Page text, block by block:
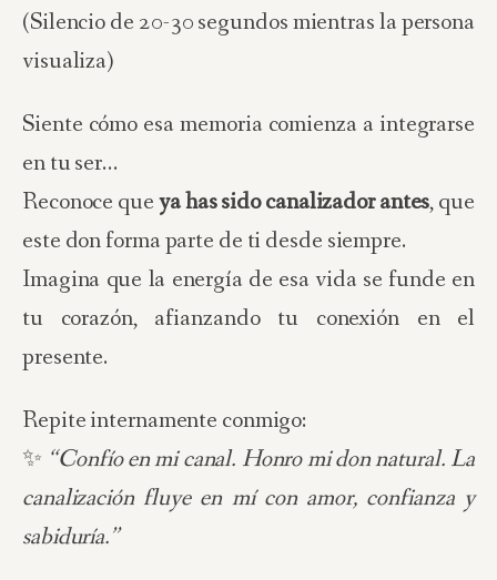
(Silencio de 20-30 segundos mientras la persona
visualiza)
Siente cómo esa memoria comienza a integrarse
en tu ser…
Reconoce queya has sido canalizador antes, que
este don forma parte de ti desde siempre.
Imagina que la energía de esa vida se funde en
tu corazón, afianzando tu conexión en el
presente.
Repite internamente conmigo:
✨ “Confío en mi canal. Honro mi don natural. La
canalización fluye en mí con amor, confianza y
sabiduría.”